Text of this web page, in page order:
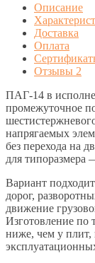
Описание
Доставка
Оплата
Отзывы 2
ПАГ-14 в
промежуточное
напрягаемых
без перехода на
для типоразмера
Вариант
дорог,
движение
Изготовление по
ниже, чем у